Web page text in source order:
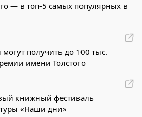
— в топ-5 самых популярных в
получить до 100 тыс.
имени Толстого
книжный фестиваль
«Наши дни»